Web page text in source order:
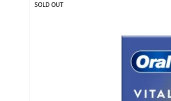
SOLD OUT